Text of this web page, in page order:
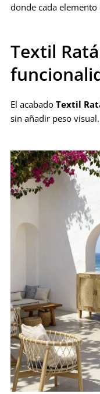
donde cada
Textil
El acabado Textil
sin añadir peso visual.